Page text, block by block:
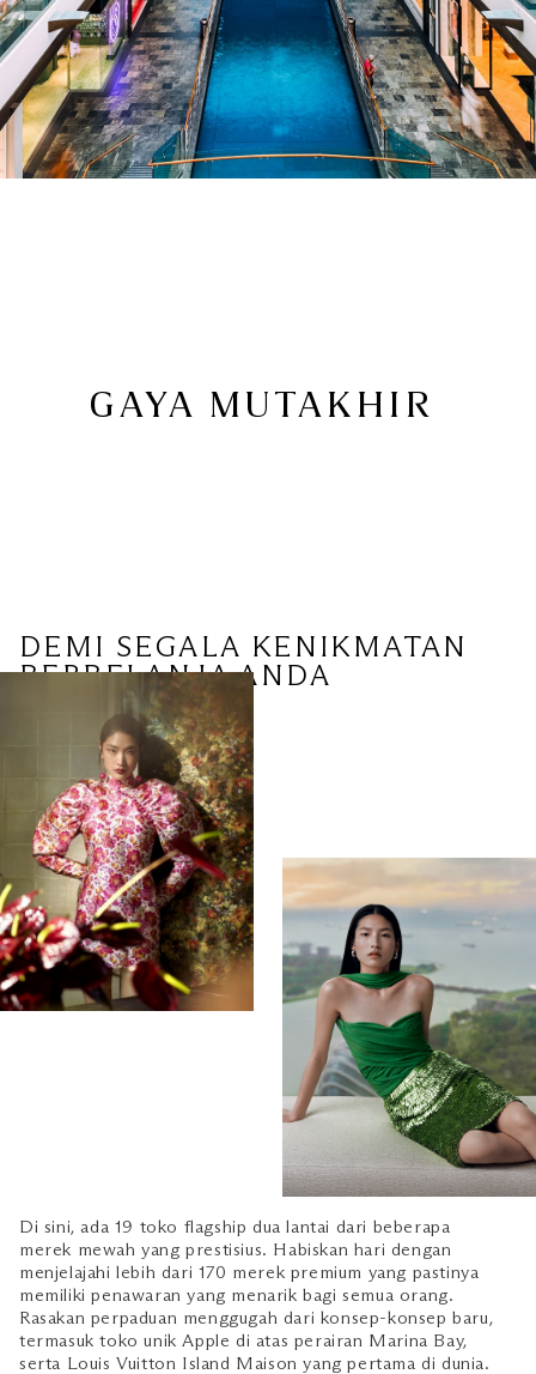
GAYA MUTAKHIR
DEMI SEGALA KENIKMATAN
BERBELANJA ANDA
Di sini, ada 19 toko flagship dua lantai dari beberapa
merek mewah yang prestisius. Habiskan hari dengan
menjelajahi lebih dari 170 merek premium yang pastinya
memiliki penawaran yang menarik bagi semua orang.
Rasakan perpaduan menggugah dari konsep-konsep baru,
termasuk toko unik Apple di atas perairan Marina Bay,
serta Louis Vuitton Island Maison yang pertama di dunia.